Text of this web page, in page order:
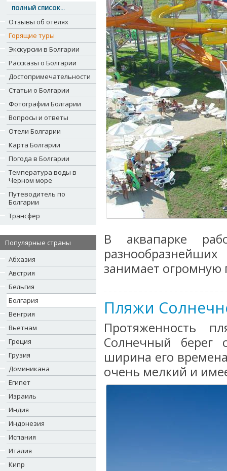
ПОЛНЫЙ СПИСОК...
Отзывы об отелях
Горящие туры
Экскурсии в Болгарии
Рассказы о Болгарии
Достопримечательности
Статьи о Болгарии
Фотографии Болгарии
Вопросы и ответы
Отели Болгарии
Карта Болгарии
Погода в Болгарии
Температура воды в
Черном море
Путеводитель по
Болгарии
Трансфер
Популярные страны
Абхазия
Австрия
Бельгия
Болгария
Венгрия
Вьетнам
Греция
Грузия
Доминикана
Египет
Израиль
Индия
Индонезия
Испания
Италия
Кипр
В аквапарке
занимает
Пляжи
Протяженность
Солнечный берег
ширина его
очень мелкий и